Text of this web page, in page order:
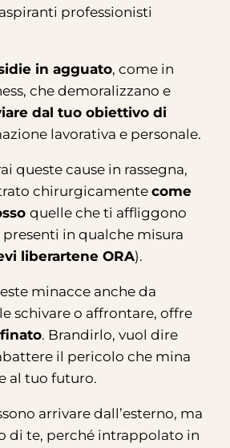
professionisti
in agguato, come in
che demoralizzano e
dal tuo obiettivo di
lavorativa e personale.
queste cause in rassegna,
chirurgicamentecome
quelle che ti affliggono
presenti in qualche misura
liberartene ORA).
minacce anche da
schivare o affrontare, offre
. Brandirlo, vuol dire
il pericolo che mina
al tuo futuro.
arrivare dall’esterno, ma
di te, perché intrappolato in